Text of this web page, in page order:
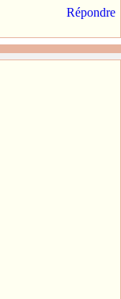
Répondre